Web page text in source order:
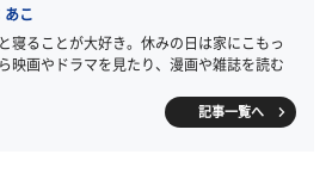
あこ
寝ることが大好き。休みの日は家にこもっ
映画やドラマを見たり、漫画や雑誌を読む
記事一覧へ